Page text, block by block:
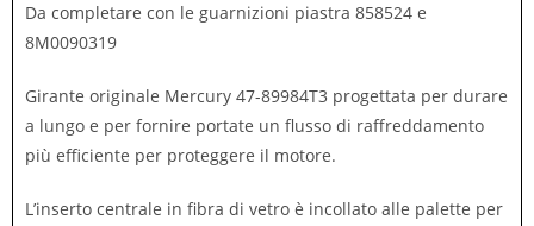
Da completare con le guarnizioni piastra 858524 e
8M0090319
Girante originale Mercury 47-89984T3 progettata per durare
a lungo e per fornire portate un flusso di raffreddamento
più efficiente per proteggere il motore.
L’inserto centrale in fibra di vetro è incollato alle palette per